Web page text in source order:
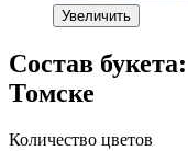
Увеличить
Состав
Томске
Количество цветов